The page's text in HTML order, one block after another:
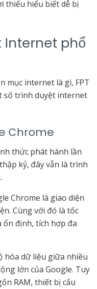
thiếu hiểu biết dễ bị
Internet phổ
mục internet là gì, FPT
số trình duyệt internet
Chrome
thức phát hành lần
kỷ, đây vẫn là trình
Chrome là giao diện
Cùng với đó là tốc
ổn định, tích hợp đa
hóa dữ liệu giữa nhiều
lớn của Google. Tuy
RAM, thiết bị cấu